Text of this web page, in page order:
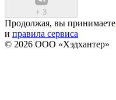
+ 3
Продолжая, вы принимаете
и правила сервиса
© 2026 ООО «Хэдхантер»